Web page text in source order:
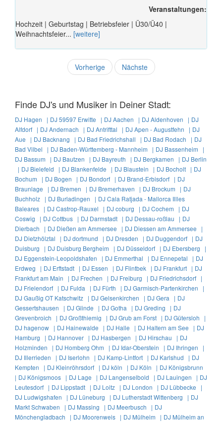
Veranstaltungen:
Hochzeit | Geburtstag | Betriebsfeier | Ü30/Ü40 |
Weihnachtsfeier... [weitere]
Vorherige Nächste
Finde DJ's und Musiker in Deiner Stadt:
DJ Hagen | DJ 59597 Erwitte | DJ Aachen | DJ Aldenhoven | DJ
Alfdorf | DJ Andernach | DJ Antrifttal | DJ Apen - Augustfehn | DJ
Aue | DJ Backnang | DJ Bad Friedrichshall | DJ Bad Rodach | DJ
Bad Vilbel | DJ Baden-Württemberg - Mannheim | DJ Bassenheim |
DJ Bassum | DJ Bautzen | DJ Bayreuth | DJ Bergkamen | DJ Berlin
| DJ Bielefeld | DJ Blankenfelde | DJ Blaustein | DJ Bocholt | DJ
Bochum | DJ Bogen | DJ Bondorf | DJ Brand-Erbisdorf | DJ
Braunlage | DJ Bremen | DJ Bremerhaven | DJ Brockum | DJ
Buchholz | DJ Burladingen | DJ Cala Ratjada - Mallorca Illles
Baleares | DJ Castrop-Rauxel | DJ coburg | DJ Cochem | DJ
Coswig | DJ Cottbus | DJ Darmstadt | DJ Dessau-roßlau | DJ
Dierbach | DJ Dießen am Ammersee | DJ Diessen am Ammersee |
DJ Dietzhölztal | DJ dortmund | DJ Dresden | DJ Duggendorf | DJ
Duisburg | DJ Duisburg Bergheim | DJ Düsseldorf | DJ Ebersberg |
DJ Eggenstein-Leopoldshafen | DJ Emmerthal | DJ Ennepetal | DJ
Erdweg | DJ Erftstadt | DJ Essen | DJ Flintbek | DJ Frankfurt | DJ
Frankfurt am Main | DJ Frechen | DJ Freiburg | DJ Friedrichsdorf |
DJ Frielendorf | DJ Fulda | DJ Fürth | DJ Garmisch-Partenkirchen |
DJ Gaußig OT Katschwitz | DJ Gelsenkirchen | DJ Gera | DJ
Gessertshausen | DJ Glinde | DJ Gotha | DJ Greding | DJ
Grevenbroich | DJ Großthiemig | DJ Grub am Forst | DJ Gütersloh |
DJ hagenow | DJ Hainewalde | DJ Halle | DJ Haltern am See | DJ
Hamburg | DJ Hannover | DJ Hasbergen | DJ Hirschau | DJ
Holzminden | DJ Homberg Ohm | DJ Idar-Oberstein | DJ Ihringen |
DJ Illerrieden | DJ Iserlohn | DJ Kamp-Lintfort | DJ Karlshud | DJ
Kempten | DJ Kleinröhrsdorf | DJ köln | DJ Köln | DJ Königsbrunn
| DJ Königsmoos | DJ Lage | DJ Langenselbold | DJ Lauingen | DJ
Leutesdorf | DJ Lippstadt | DJ Loitz | DJ London | DJ Lübbecke |
DJ Ludwigshafen | DJ Lüneburg | DJ Lutherstadt Wittenberg | DJ
Markt Schwaben | DJ Massing | DJ Meerbusch | DJ
Mönchengladbach | DJ Moorenweis | DJ Mülheim | DJ Mülheim an